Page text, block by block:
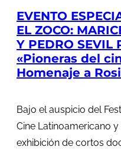
EVENTO
EL ZOCO:
Y PEDRO
«Pioneras del
Homenaje a
Bajo el auspicio del
Cine Latinoamericano y
exhibición de cortos